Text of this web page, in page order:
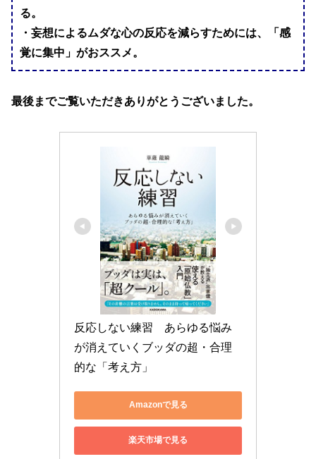
る。
・妄想によるムダな心の反応を減らすためには、「感
覚に集中」がおススメ。
最後までご覧いただきありがとうございました。
反応しない練習　あらゆる悩み
が消えていくブッダの超・合理
的な「考え方」
Amazonで見る
楽天市場で見る